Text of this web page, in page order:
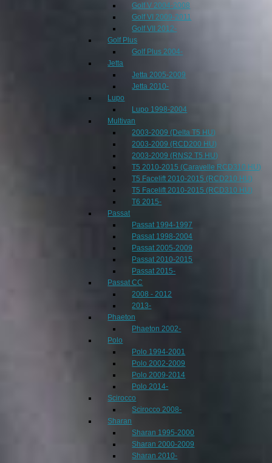
Golf V 2004-2008
Golf VI 2009-2011
Golf VII 2012-
Golf Plus
Golf Plus 2004-
Jetta
Jetta 2005-2009
Jetta 2010-
Lupo
Lupo 1998-2004
Multivan
2003-2009 (Delta T5 HU)
2003-2009 (RCD200 HU)
2003-2009 (RNS2 T5 HU)
T5 2010-2015 (Caravelle RCD310 HU)
T5 Facelift 2010-2015 (RCD210 HU)
T5 Facelift 2010-2015 (RCD310 HU)
T6 2015-
Passat
Passat 1994-1997
Passat 1998-2004
Passat 2005-2009
Passat 2010-2015
Passat 2015-
Passat CC
2008 - 2012
2013-
Phaeton
Phaeton 2002-
Polo
Polo 1994-2001
Polo 2002-2009
Polo 2009-2014
Polo 2014-
Scirocco
Scirocco 2008-
Sharan
Sharan 1995-2000
Sharan 2000-2009
Sharan 2010-